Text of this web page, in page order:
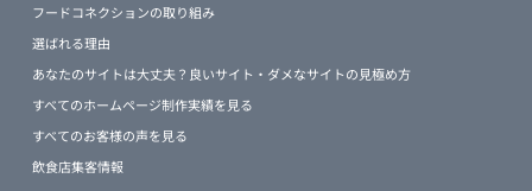
フードコネクションの取り組み
選ばれる理由
あなたのサイトは大丈夫？良いサイト・ダメなサイトの見極め方
すべてのホームページ制作実績を見る
すべてのお客様の声を見る
飲食店集客情報